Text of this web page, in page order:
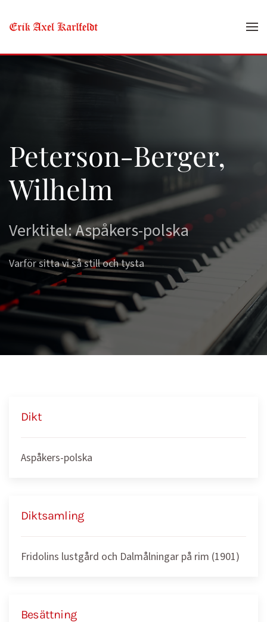
Skip to main content
Peterson-Berger,
Wilhelm
Verktitel: Aspåkers-polska
Varför sitta vi så still och tysta
Dikt
Aspåkers-polska
Diktsamling
Fridolins lustgård och Dalmålningar på rim (1901)
Besättning